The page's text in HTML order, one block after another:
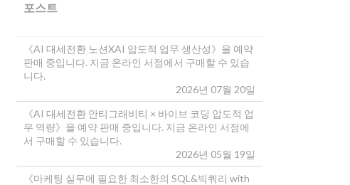
포스트
《AI 대세전환 노션XAI 압도적 업무 생산성》을 예약
판매 중입니다. 지금 온라인 서점에서 구매할 수 있습
니다.
2026년 07월 20일
《AI 대세전환 안티그래비티 × 바이브 코딩 압도적 업
무 역량》을 예약 판매 중입니다. 지금 온라인 서점에
서 구매할 수 있습니다.
2026년 05월 19일
《마케팅 실무에 필요한 최소한의 SQL&빅쿼리 with